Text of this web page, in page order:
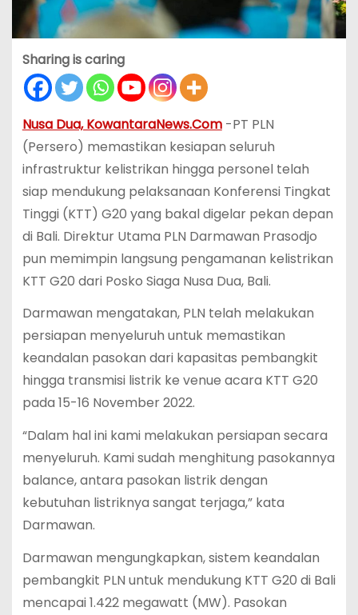
Sharing is caring
Nusa Dua, KowantaraNews.Com-PT PLN
(Persero) memastikan kesiapan seluruh
infrastruktur kelistrikan hingga personel telah
siap mendukung pelaksanaan Konferensi Tingkat
Tinggi (KTT) G20 yang bakal digelar pekan depan
di Bali. Direktur Utama PLN Darmawan Prasodjo
pun memimpin langsung pengamanan kelistrikan
KTT G20 dari Posko Siaga Nusa Dua, Bali.
Darmawan mengatakan, PLN telah melakukan
persiapan menyeluruh untuk memastikan
keandalan pasokan dari kapasitas pembangkit
hingga transmisi listrik ke venue acara KTT G20
pada 15-16 November 2022.
“Dalam hal ini kami melakukan persiapan secara
menyeluruh. Kami sudah menghitung pasokannya
balance, antara pasokan listrik dengan
kebutuhan listriknya sangat terjaga,” kata
Darmawan.
Darmawan mengungkapkan, sistem keandalan
pembangkit PLN untuk mendukung KTT G20 di Bali
mencapai 1.422 megawatt (MW). Pasokan